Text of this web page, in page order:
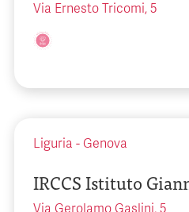
Via Ernesto Tricomi, 5
Liguria - Genova
IRCCS Istituto
Via Gerolamo Gaslini, 5